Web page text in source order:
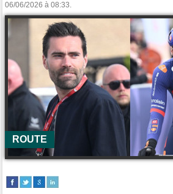
06/06/2026 à 08:33.
ROUTE